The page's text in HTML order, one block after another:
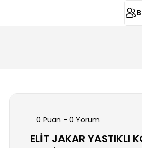
0 Puan - 0 Yorum
ELİT JAKAR YASTIKLI